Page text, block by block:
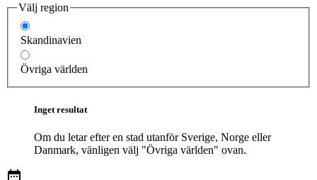
Välj region
Skandinavien
Övriga världen
Inget resultat
Om du letar efter en stad utanför Sverige, Norge eller
Danmark, vänligen välj "Övriga världen" ovan.